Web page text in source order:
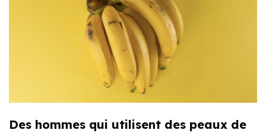
Des hommes qui utilisent des peaux de